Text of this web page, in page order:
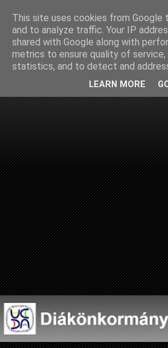
This site uses cookies from Google
and to analyze traffic. Your IP
shared with Google along with
metrics to ensure quality of service,
statistics, and to detect and
LEARN MORE